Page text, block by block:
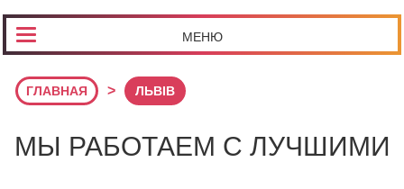
МЕНЮ
ГЛАВНАЯ > ЛЬВІВ
МЫ РАБОТАЕМ С ЛУЧШИМИ